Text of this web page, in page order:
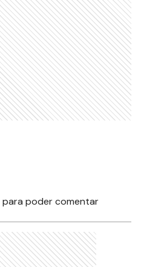
para poder comentar